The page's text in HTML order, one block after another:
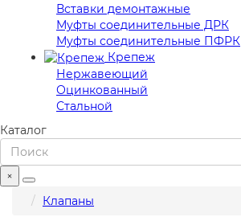
Вставки демонтажные
Муфты соединительные ДРК
Муфты соединительные ПФРК
Крепеж
Нержавеющий
Оцинкованный
Стальной
Каталог
×
Клапаны